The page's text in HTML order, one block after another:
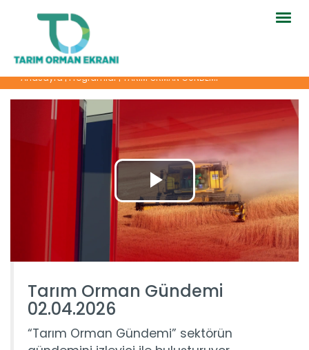
Anasayfa|Programlar|TARIM ORMAN GÜNDEMİ
Tarım Orman Gündemi
02.04.2026
“Tarım Orman Gündemi” sektörün